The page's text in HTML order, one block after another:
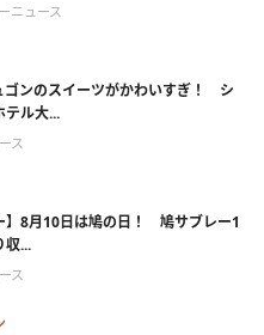
ニュース
ゴンのスイーツがかわいすぎ！ シ
テル大...
ス
】8月10日は鳩の日！ 鳩サブレー1
収...
ス